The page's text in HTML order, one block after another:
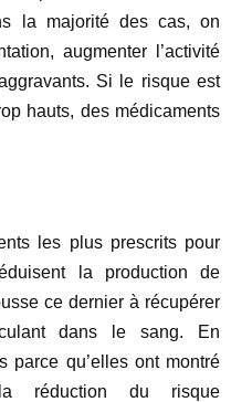
la majorité des cas, on
augmenter l’activité
Si le risque est
hauts, des médicaments
les plus prescrits pour
la production de
ce dernier à récupérer
dans le sang. En
parce qu’elles ont montré
réduction du risque